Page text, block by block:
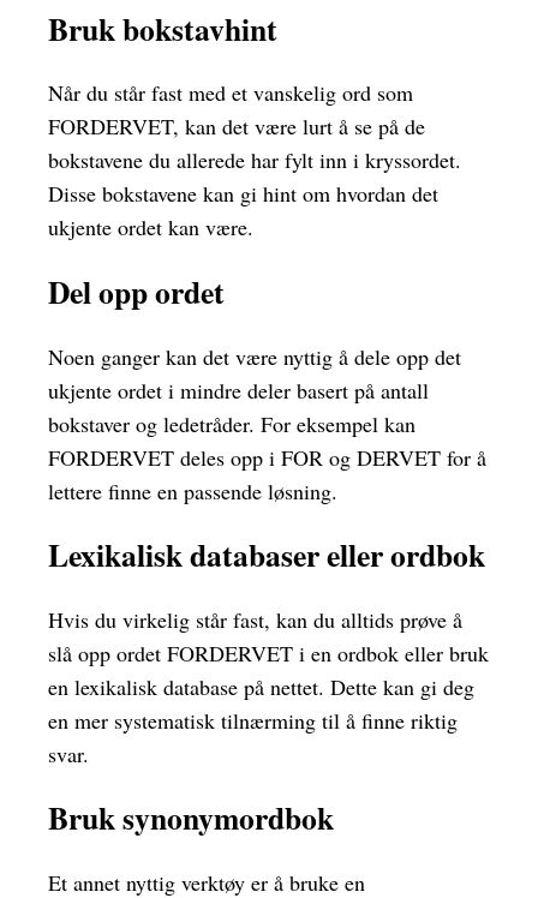
Bruk bokstavhint
Når du står fast med et vanskelig ord som
FORDERVET, kan det være lurt å se på de
bokstavene du allerede har fylt inn i kryssordet.
Disse bokstavene kan gi hint om hvordan det
ukjente ordet kan være.
Del opp ordet
Noen ganger kan det være nyttig å dele opp det
ukjente ordet i mindre deler basert på antall
bokstaver og ledetråder. For eksempel kan
FORDERVET deles opp i FOR og DERVET for å
lettere finne en passende løsning.
Lexikalisk databaser eller ordbok
Hvis du virkelig står fast, kan du alltids prøve å
slå opp ordet FORDERVET i en ordbok eller bruk
en lexikalisk database på nettet. Dette kan gi deg
en mer systematisk tilnærming til å finne riktig
svar.
Bruk synonymordbok
Et annet nyttig verktøy er å bruke en